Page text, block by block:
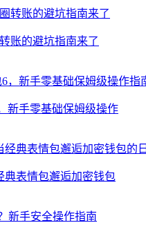
账的避坑指南来了
新手零基础保姆级操作
典表情包邂逅加密钱包